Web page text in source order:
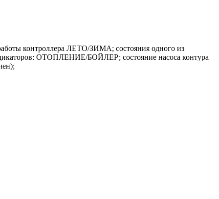
контроллера ЛЕТО/ЗИМА; состояния одного из
ОТОПЛЕНИЕ/БОЙЛЕР; состояние насоса контура